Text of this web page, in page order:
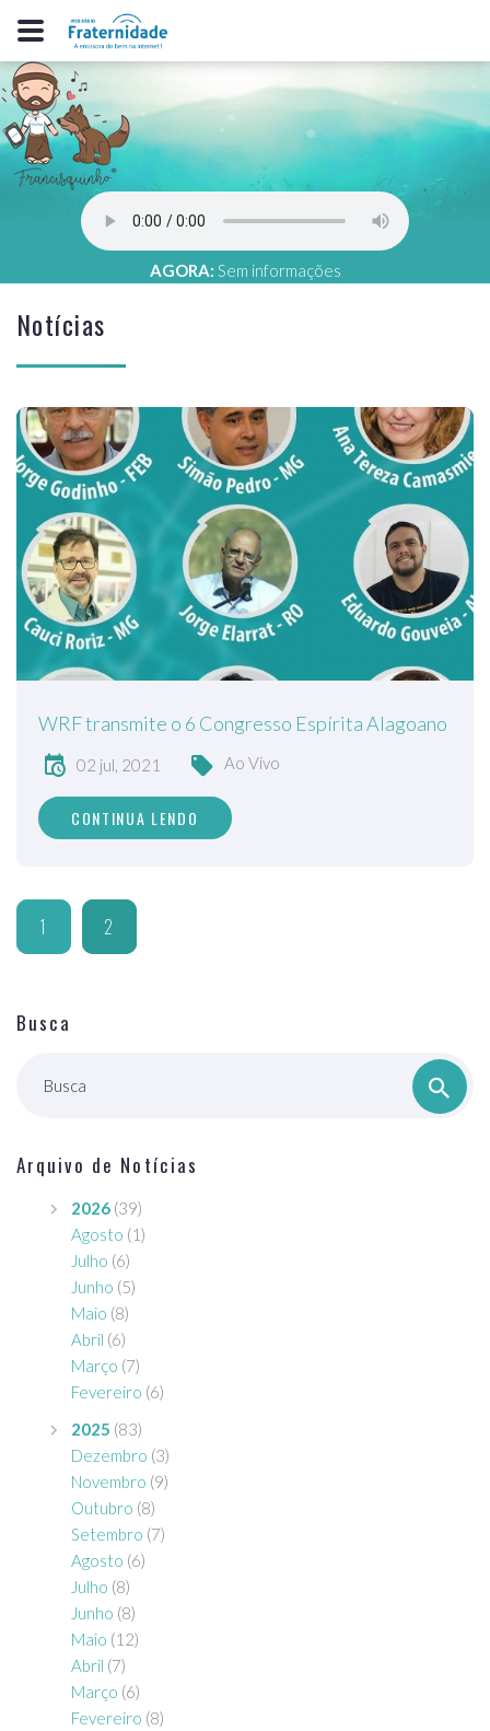
AGORA: Sem informações
Notícias
WRF transmite o 6 Congresso Espírita Alagoano
02 jul, 2021 Ao Vivo
CONTINUA LENDO
1 2
Busca
Busca
Arquivo de Notícias
2026 (39)
Agosto (1)
Julho (6)
Junho (5)
Maio (8)
Abril (6)
Março (7)
Fevereiro (6)
2025 (83)
Dezembro (3)
Novembro (9)
Outubro (8)
Setembro (7)
Agosto (6)
Julho (8)
Junho (8)
Maio (12)
Abril (7)
Março (6)
Fevereiro (8)